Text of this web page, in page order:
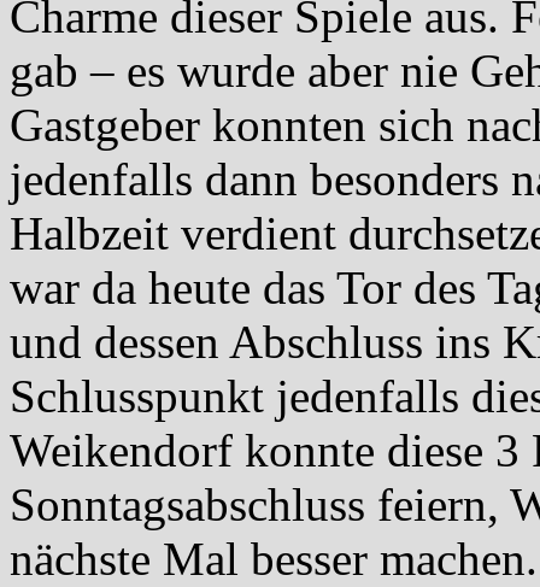
Charme dieser Spiele aus.
gab – es wurde aber nie
Gastgeber konnten sich
jedenfalls dann besonders
Halbzeit verdient
war da heute das Tor des
und dessen Abschluss ins
Schlusspunkt jedenfalls
Weikendorf konnte diese 3
Sonntagsabschluss feiern,
nächste Mal besser machen.